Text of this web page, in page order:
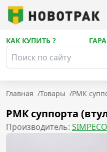
КАК КУПИТЬ ?
Главная /Товары /РМК
РМК суппорта
Производитель: SIMPECO